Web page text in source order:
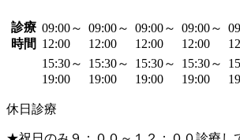
診療
時間
09:00～
12:00
09:00～
12:00
09:00～
12:00
09:00～
12:00
15:30～
19:00
15:30～
19:00
15:30～
19:00
15:30～
19:00
休日診療